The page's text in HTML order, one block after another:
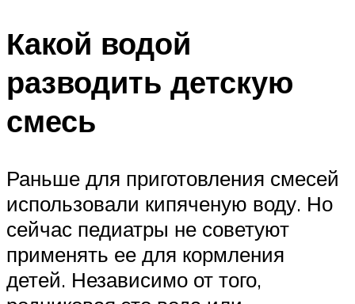
Какой водой
разводить детскую
смесь
Раньше для приготовления смесей
использовали кипяченую воду. Но
сейчас педиатры не советуют
применять ее для кормления
детей. Независимо от того,